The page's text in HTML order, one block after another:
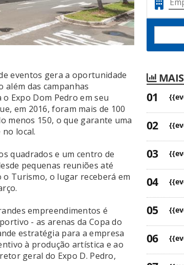
eventos gera a oportunidade
além das campanhas
Expo Dom Pedro em seu
em 2016, foram mais de 100
menos 150, o que garante uma
local.
quadrados e um centro de
pequenas reuniões até
o Turismo, o lugar receberá em
empreendimentos é
- as arenas da Copa do
estratégia para a empresa
à produção artística e ao
geral do Expo D. Pedro,